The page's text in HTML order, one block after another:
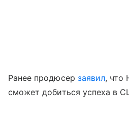
Ранее продюсер заявил, что
сможет добиться успеха в